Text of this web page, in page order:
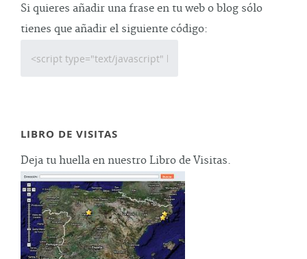
Si quieres añadir una frase en tu web o blog sólo
tienes que añadir el siguiente código:
LIBRO DE VISITAS
Deja tu huella en nuestro Libro de Visitas.